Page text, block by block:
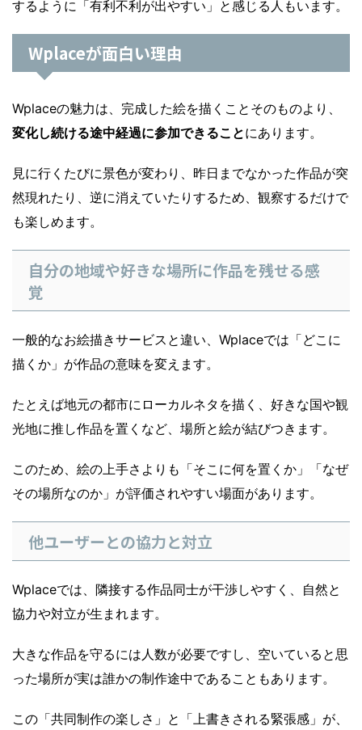
するように「有利不利が出やすい」と感じる人もいます。
Wplaceが面白い理由
Wplaceの魅力は、完成した絵を描くことそのものより、
変化し続ける途中経過に参加できることにあります。
見に行くたびに景色が変わり、昨日までなかった作品が突
然現れたり、逆に消えていたりするため、観察するだけで
も楽しめます。
自分の地域や好きな場所に作品を残せる感
覚
一般的なお絵描きサービスと違い、Wplaceでは「どこに
描くか」が作品の意味を変えます。
たとえば地元の都市にローカルネタを描く、好きな国や観
光地に推し作品を置くなど、場所と絵が結びつきます。
このため、絵の上手さよりも「そこに何を置くか」「なぜ
その場所なのか」が評価されやすい場面があります。
他ユーザーとの協力と対立
Wplaceでは、隣接する作品同士が干渉しやすく、自然と
協力や対立が生まれます。
大きな作品を守るには人数が必要ですし、空いていると思
った場所が実は誰かの制作途中であることもあります。
この「共同制作の楽しさ」と「上書きされる緊張感」が、